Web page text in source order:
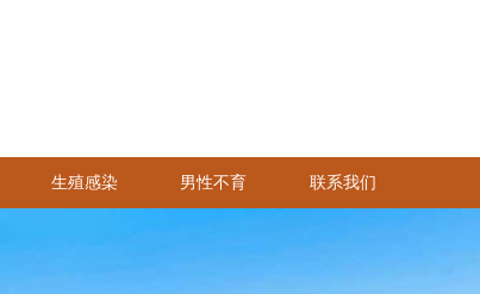
生殖感染 男性不育 联系我们